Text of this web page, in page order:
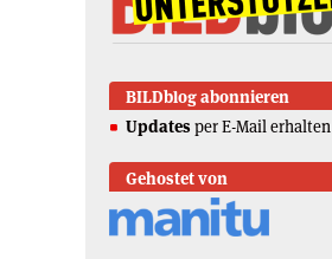
BILDblog abonnieren
Updates per E-Mail erhalten
Gehostet von